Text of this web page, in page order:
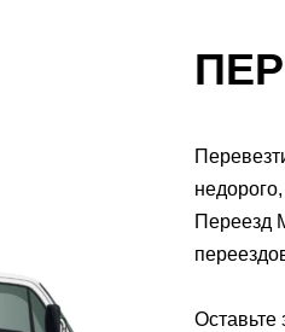
Переезд
Оставьте